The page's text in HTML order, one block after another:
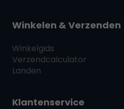
Winkelen & Verzenden
Winkelgids
Verzendcalculator
Landen
Klantenservice